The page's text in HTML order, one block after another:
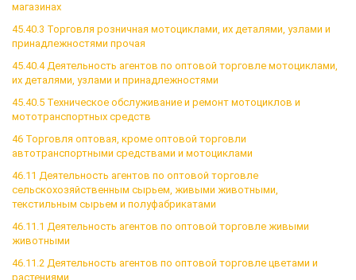
магазинах
45.40.3 Торговля розничная мотоциклами, их деталями, узлами и
принадлежностями прочая
45.40.4 Деятельность агентов по оптовой торговле мотоциклами,
их деталями, узлами и принадлежностями
45.40.5 Техническое обслуживание и ремонт мотоциклов и
мототранспортных средств
46 Торговля оптовая, кроме оптовой торговли
автотранспортными средствами и мотоциклами
46.11 Деятельность агентов по оптовой торговле
сельскохозяйственным сырьем, живыми животными,
текстильным сырьем и полуфабрикатами
46.11.1 Деятельность агентов по оптовой торговле живыми
животными
46.11.2 Деятельность агентов по оптовой торговле цветами и
растениями